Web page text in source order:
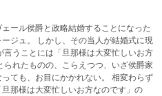
ール侯爵と政略結婚することになった
ジュ。 しかし、その当人が結婚式に現
言うことには「旦那様は大変忙しいお方
ても、お目にかかれない。 相変わらず
那様は大変忙しいお方なのです」の